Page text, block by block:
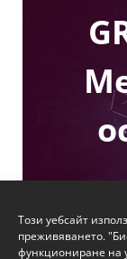
Този уебсайт
преживяването.
функциониране на